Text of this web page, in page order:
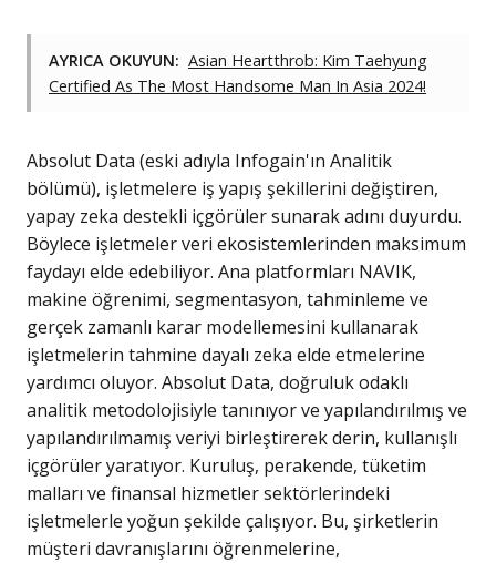
AYRICA OKUYUN: Asian Heartthrob: Kim Taehyung
Certified As The Most Handsome Man In Asia 2024!
Absolut Data (eski adıyla Infogain'ın Analitik
bölümü), işletmelere iş yapış şekillerini değiştiren,
yapay zeka destekli içgörüler sunarak adını duyurdu.
Böylece işletmeler veri ekosistemlerinden maksimum
faydayı elde edebiliyor. Ana platformları NAVIK,
makine öğrenimi, segmentasyon, tahminleme ve
gerçek zamanlı karar modellemesini kullanarak
işletmelerin tahmine dayalı zeka elde etmelerine
yardımcı oluyor. Absolut Data, doğruluk odaklı
analitik metodolojisiyle tanınıyor ve yapılandırılmış ve
yapılandırılmamış veriyi birleştirerek derin, kullanışlı
içgörüler yaratıyor. Kuruluş, perakende, tüketim
malları ve finansal hizmetler sektörlerindeki
işletmelerle yoğun şekilde çalışıyor. Bu, şirketlerin
müşteri davranışlarını öğrenmelerine,